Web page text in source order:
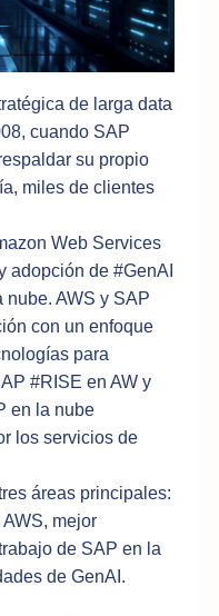
de larga data
cuando SAP
su propio
miles de clientes
Web Services
adopción de #GenAI
AWS y SAP
con un enfoque
para
#RISE en AW y
en la nube
los servicios de
áreas principales:
mejor
de SAP en la
de GenAI.